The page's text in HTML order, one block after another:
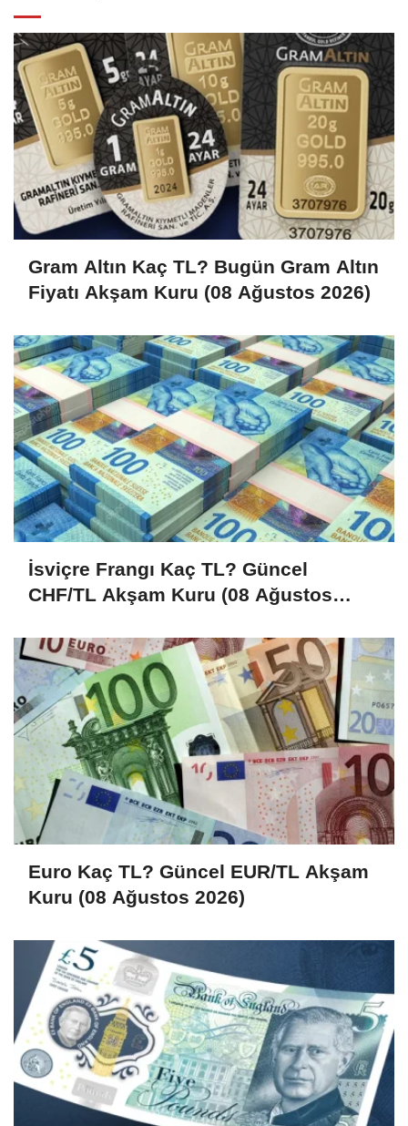
Gram Altın Kaç TL? Bugün Gram Altın
Fiyatı Akşam Kuru (08 Ağustos 2026)
İsviçre Frangı Kaç TL? Güncel
CHF/TL Akşam Kuru (08 Ağustos
Euro Kaç TL? Güncel EUR/TL Akşam
Kuru (08 Ağustos 2026)